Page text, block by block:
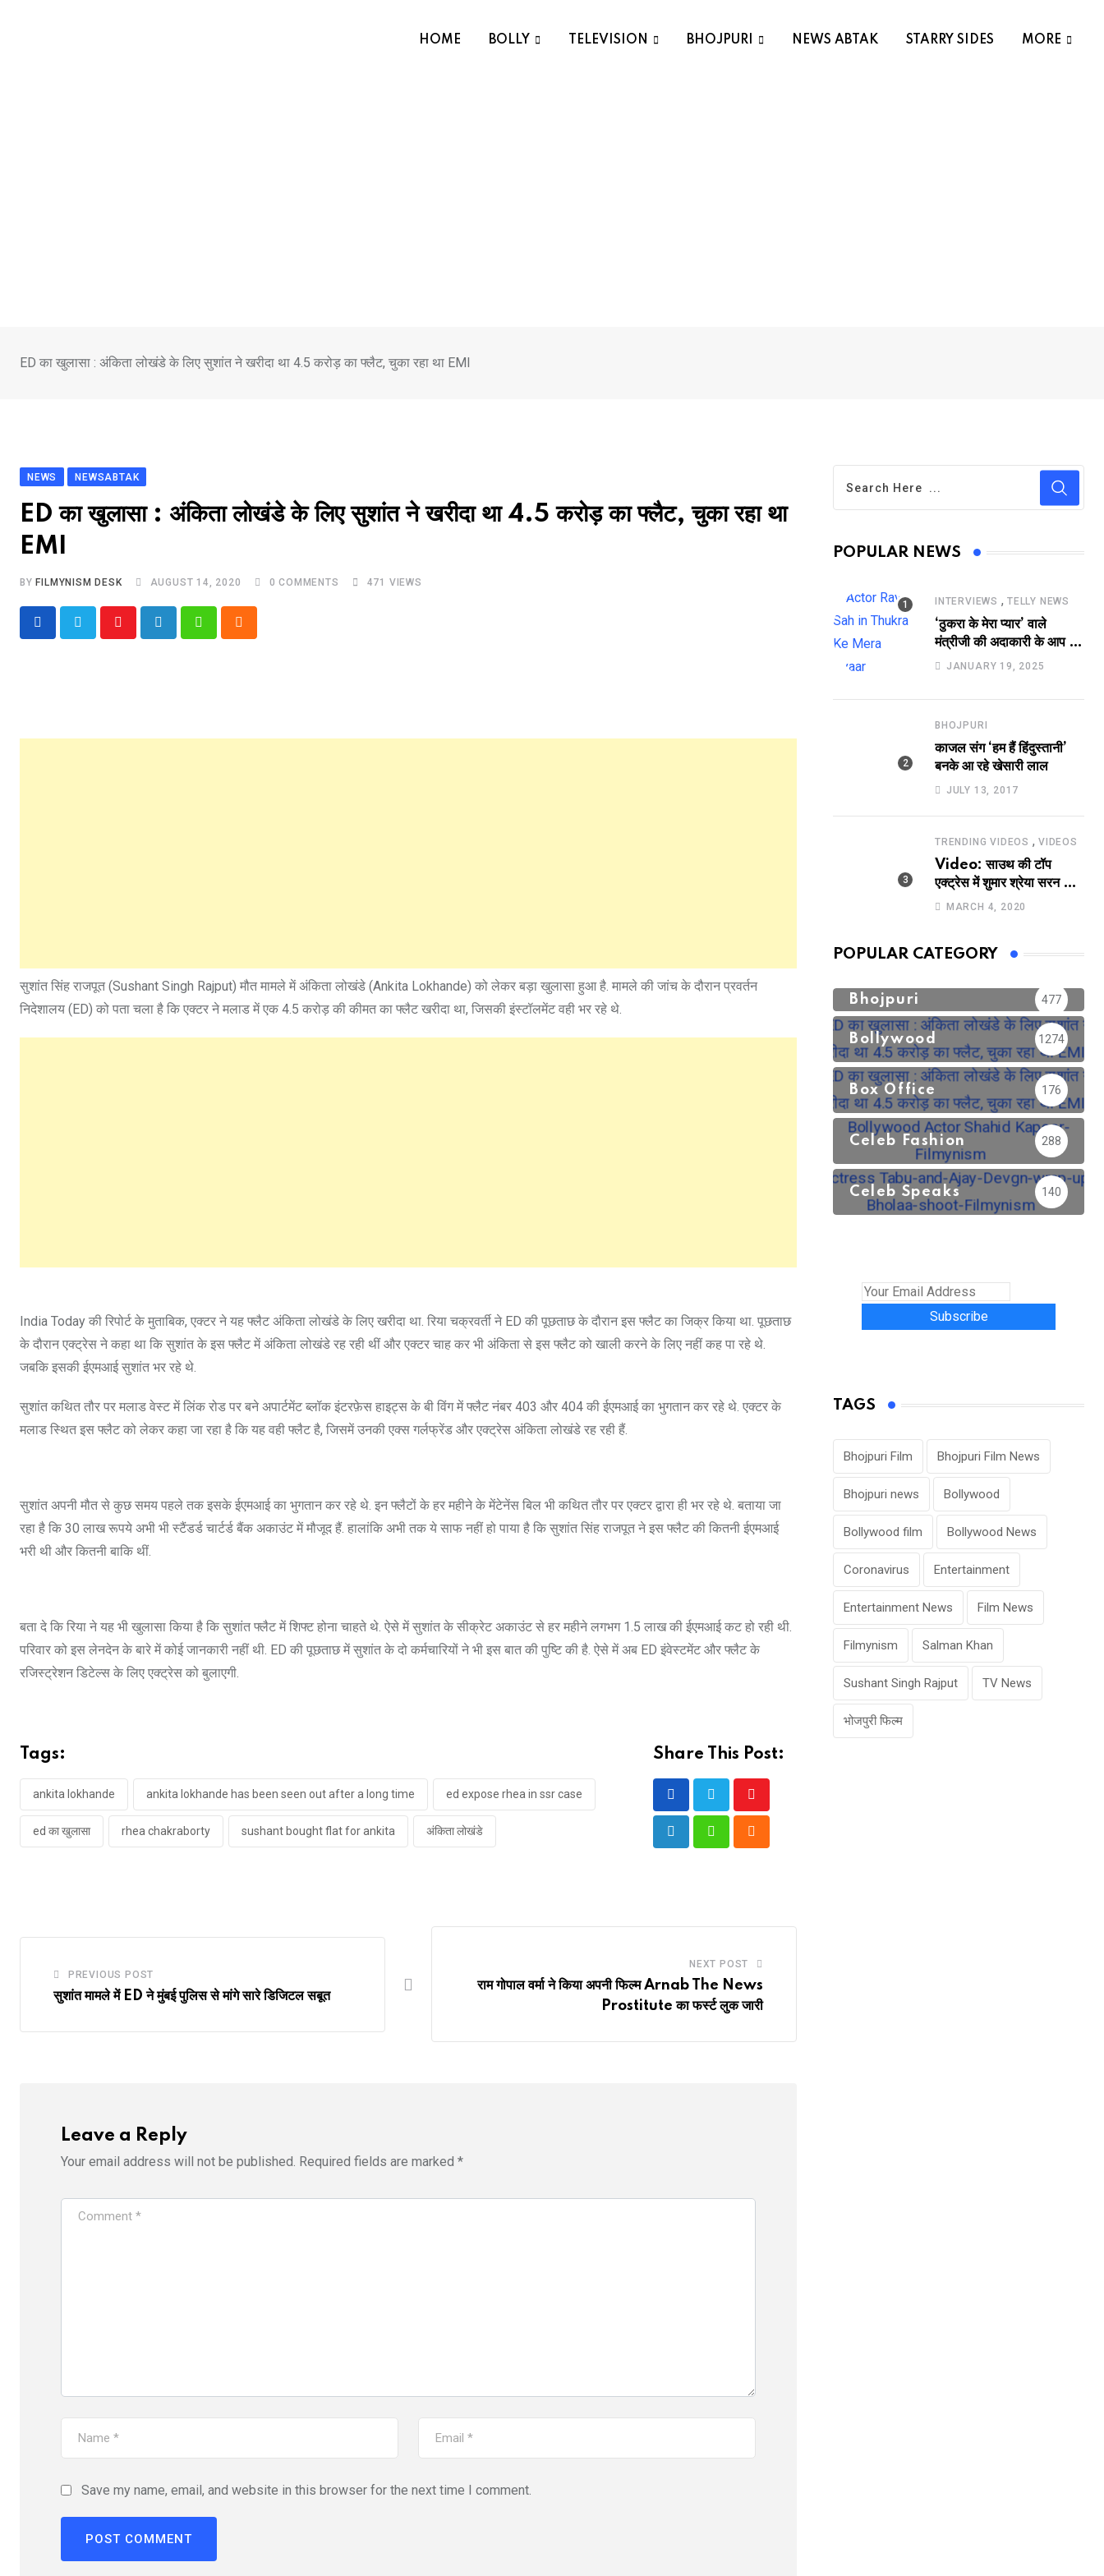
HOME BOLLY TELEVISION BHOJPURI NEWS ABTAK STARRY SIDES MORE
ED का खुलासा : अंकिता लोखंडे के लिए सुशांत ने खरीदा था 4.5 करोड़ का फ्लैट, चुका रहा था EMI
NEWS NEWSABTAK
ED का खुलासा : अंकिता लोखंडे के लिए सुशांत ने खरीदा था 4.5 करोड़ का फ्लैट, चुका रहा था
EMI
BY FILMYNISM DESK AUGUST 14, 2020 0 COMMENTS 471 VIEWS
Youtube LinkedIn WhatsappCloud
सुशांत सिंह राजपूत (Sushant Singh Rajput) मौत मामले में अंकिता लोखंडे (Ankita Lokhande) को लेकर बड़ा खुलासा हुआ है. मामले की जांच के दौरान प्रवर्तन
निदेशालय (ED) को पता चला है कि एक्टर ने मलाड में एक 4.5 करोड़ की कीमत का फ्लैट खरीदा था, जिसकी इंस्टॉलमेंट वही भर रहे थे.
India Today की रिपोर्ट के मुताबिक, एक्टर ने यह फ्लैट अंकिता लोखंडे के लिए खरीदा था. रिया चक्रवर्ती ने ED की पूछताछ के दौरान इस फ्लैट का जिक्र किया था. पूछताछ
के दौरान एक्ट्रेस ने कहा था कि सुशांत के इस फ्लैट में अंकिता लोखंडे रह रही थीं और एक्टर चाह कर भी अंकिता से इस फ्लैट को खाली करने के लिए नहीं कह पा रहे थे.
जबकि इसकी ईएमआई सुशांत भर रहे थे.
सुशांत कथित तौर पर मलाड वेस्ट में लिंक रोड पर बने अपार्टमेंट ब्लॉक इंटरफ़ेस हाइट्स के बी विंग में फ्लैट नंबर 403 और 404 की ईएमआई का भुगतान कर रहे थे. एक्टर के
मलाड स्थित इस फ्लैट को लेकर कहा जा रहा है कि यह वही फ्लैट है, जिसमें उनकी एक्स गर्लफ्रेंड और एक्ट्रेस अंकिता लोखंडे रह रही हैं.
सुशांत अपनी मौत से कुछ समय पहले तक इसके ईएमआई का भुगतान कर रहे थे. इन फ्लैटों के हर महीने के मेंटेनेंस बिल भी कथित तौर पर एक्टर द्वारा ही भर रहे थे. बताया जा
रहा है कि 30 लाख रूपये अभी भी स्टैंडर्ड चार्टर्ड बैंक अकाउंट में मौजूद हैं. हालांकि अभी तक ये साफ नहीं हो पाया है कि सुशांत सिंह राजपूत ने इस फ्लैट की कितनी ईएमआई
भरी थी और कितनी बाकि थीं.
बता दे कि रिया ने यह भी खुलासा किया है कि सुशांत फ्लैट में शिफ्ट होना चाहते थे. ऐसे में सुशांत के सीक्रेट अकाउंट से हर महीने लगभग 1.5 लाख की ईएमआई कट हो रही थी.
परिवार को इस लेनदेन के बारे में कोई जानकारी नहीं थी. ED की पूछताछ में सुशांत के दो कर्मचारियों ने भी इस बात की पुष्टि की है. ऐसे में अब ED इंवेस्टमेंट और फ्लैट के
रजिस्ट्रेशन डिटेल्स के लिए एक्ट्रेस को बुलाएगी.
Tags:
ankita lokhande ankita lokhande has been seen out after a long time ed expose rhea in ssr case
ed का खुलासा rhea chakraborty sushant bought flat for ankita अंकिता लोखंडे
Share This Post:
Youtube
LinkedIn WhatsappCloud
PREVIOUS POST
सुशांत मामले में ED ने मुंबई पुलिस से मांगे सारे डिजिटल सबूत
NEXT POST
राम गोपाल वर्मा ने किया अपनी फिल्म Arnab The News
Prostitute का फर्स्ट लुक जारी
Leave a Reply
Your email address will not be published. Required fields are marked *
Save my name, email, and website in this browser for the next time I comment.
POPULAR NEWS
INTERVIEWS , TELLY NEWS
‘ठुकरा के मेरा प्यार’ वाले
मंत्रीजी की अदाकारी के आप भी
हो जाएंगे फैन, यकीं न हो तो
भूमिका
JANUARY 19, 2025
BHOJPURI
काजल संग ‘हम हैं हिंदुस्तानी’
बनके आ रहे खेसारी लाल
JULY 13, 2017
TRENDING VIDEOS , VIDEOS
Video: साउथ की टॉप
एक्ट्रेस में शुमार श्रेया सरन का
सेक्सी लिपलॉक
MARCH 4, 2020
POPULAR CATEGORY
Bhojpuri 477
Bollywood 1274
Box Office 176
Celeb Fashion 288
Celeb Speaks 140
Subscribe
TAGS
Bhojpuri Film Bhojpuri Film News
Bhojpuri news Bollywood
Bollywood film Bollywood News
Coronavirus Entertainment
Entertainment News Film News
Filmynism Salman Khan
Sushant Singh Rajput TV News
भोजपुरी फिल्म